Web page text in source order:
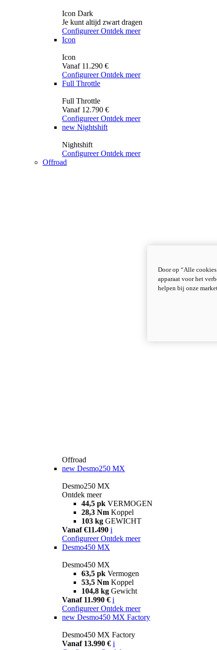
Icon Dark
Je kunt altijd zwart dragen
Configureer Ontdek meer
Icon
Icon
Vanaf 11.290 €
Configureer Ontdek meer
Full Throttle
Full Throttle
Vanaf 12.790 €
Configureer Ontdek meer
new Nightshift
Nightshift
Configureer Ontdek meer
Offroad
Offroad
new Desmo250 MX
Desmo250 MX
Ontdek meer
44,5 pk VERMOGEN
28,3 Nm Koppel
103 kg GEWICHT
Vanaf €11.490 i
Configureer Ontdek meer
Desmo450 MX
Desmo450 MX
63,5 pk Vermogen
53,5 Nm Koppel
104,8 kg Gewicht
Vanaf 11.990 € i
Configureer Ontdek meer
new Desmo450 MX Factory
Desmo450 MX Factory
Vanaf 13.990 € i
Door op “Alle
apparaat voor het
helpen bij onze